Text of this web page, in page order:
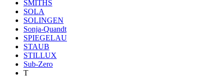
SMITHS
SOLA
SOLINGEN
Sonja-Quandt
SPIEGELAU
STAUB
STILLUX
Sub-Zero
T